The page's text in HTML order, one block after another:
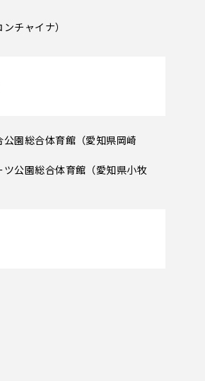
チャイナ）
公園総合体育館（愛知県岡崎
ツ公園総合体育館（愛知県小牧